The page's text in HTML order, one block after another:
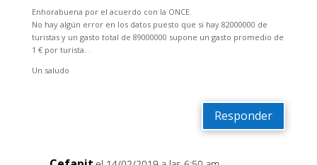
Enhorabuena por el acuerdo con la ONCE.
No hay algún error en los datos puesto que si hay 82000000 de
turistas y un gasto total de 89000000 supone un gasto promedio de
1 € por turista. .
Un saludo
Responder